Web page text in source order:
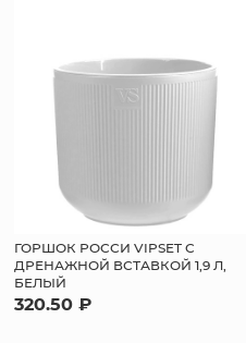
ГОРШОК РОССИ VIPSET С
ДРЕНАЖНОЙ ВСТАВКОЙ 1,9 Л,
БЕЛЫЙ
320.50 ₽